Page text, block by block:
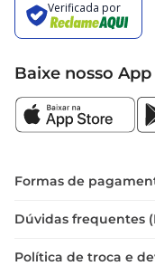
Baixe nosso App
Formas de
Dúvidas frequentes
Política de troca e